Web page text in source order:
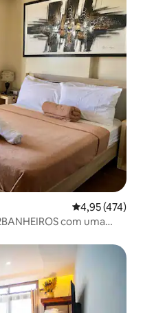
4,95 de uma
4,95 (474)
com uma